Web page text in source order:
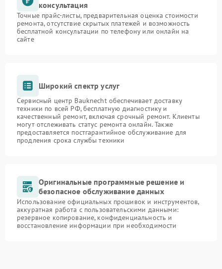
консультация
Точные прайс-листы, предварительная оценка стоимости
ремонта, отсутствие скрытых платежей и возможность
бесплатной консультации по телефону или онлайн на
сайте
Широкий спектр услуг
Сервисный центр Bauknecht обеспечивает доставку
техники по всей РФ, бесплатную диагностику и
качественный ремонт, включая срочный ремонт. Клиенты
могут отслеживать статус ремонта онлайн. Также
предоставляется постгарантийное обслуживание для
продления срока службы техники
Оригинальные программные решение и
безопасное обслуживание данных
Использование официальных прошивок и инструментов,
аккуратная работа с пользовательскими данными:
резервное копирование, конфиденциальность и
восстановление информации при необходимости